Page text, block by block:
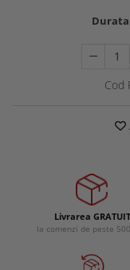
Casti si antifoane
Cod
Livrarea
la comenzi de peste